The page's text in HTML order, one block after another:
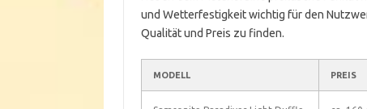
und Wetterfestigkeit wichtig für den
Qualität und Preis zu finden.
MODELL PREIS